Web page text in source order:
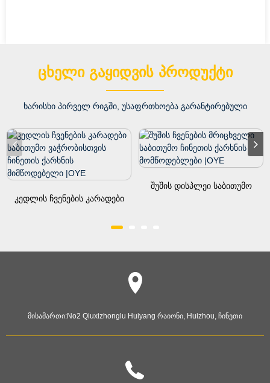
ᲪᲮᲔᲚᲘ ᲒᲐᲧᲘᲓᲕᲘᲡ ᲞᲠᲝᲓᲣᲥᲢᲘ
ხარისხი პირველ რიგში, უსაფრთხოება გარანტირებული
Კედლის Ჩვენების Კარადები
Შუშის Დისპლეი Საბითუმო
მისამართი:No2 Qiuxizhonglu Huiyang რაიონი, Huizhou, ჩინეთი